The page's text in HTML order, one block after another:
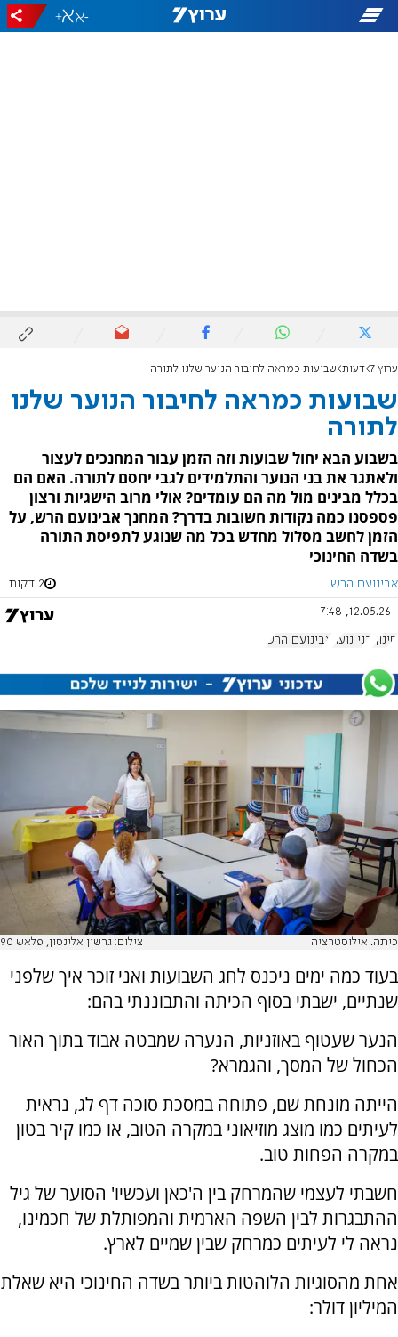
-
+
ערוץ 7 דעות שבועות כמראה לחיבור הנוער שלנו לתורה
שבועות כמראה לחיבור הנוער שלנו
לתורה
בשבוע הבא יחול שבועות וזה הזמן עבור המחנכים לעצור
ולאתגר את בני הנוער והתלמידים לגבי יחסם לתורה. האם הם
בכלל מבינים מול מה הם עומדים? אולי מרוב הישגיות ורצון
פספסנו כמה נקודות חשובות בדרך? המחנך אבינועם הרש, על
הזמן לחשב מסלול מחדש בכל מה שנוגע לתפיסת התורה
בשדה החינוכי
אבינועם הרש 2 דקות
12.05.26, 7:48
חינוך בני נוער אבינועם הרש
כיתה. אילוסטרציה צילום: גרשון אלינסון, פלאש 90
בעוד כמה ימים ניכנס לחג השבועות ואני זוכר איך שלפני
שנתיים, ישבתי בסוף הכיתה והתבוננתי בהם:
הנער שעטוף באוזניות, הנערה שמבטה אבוד בתוך האור
הכחול של המסך, והגמרא?
הייתה מונחת שם, פתוחה במסכת סוכה דף לג, נראית
לעיתים כמו מוצג מוזיאוני במקרה הטוב, או כמו קיר בטון
במקרה הפחות טוב.
חשבתי לעצמי שהמרחק בין ה'כאן ועכשיו' הסוער של גיל
ההתבגרות לבין השפה הארמית והמפותלת של חכמינו,
נראה לי לעיתים כמרחק שבין שמיים לארץ.
אחת מהסוגיות הלוהטות ביותר בשדה החינוכי היא שאלת
המיליון דולר: